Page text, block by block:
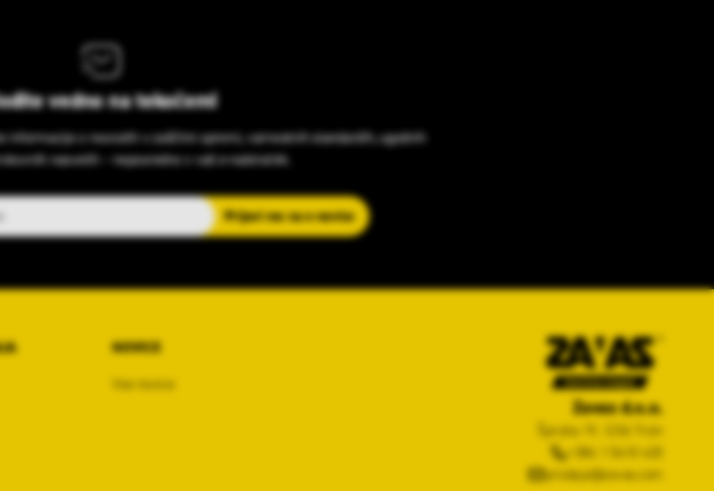
vedno na tekočem!
informacije o novostih v zaščitni opremi, varnostnih standardih, ugodnih
nasvetih – neposredno v vaš e-nabiralnik.
Prijavi me na e-novice
NOVICE
Vse novice
Zavas d.o.o.
Špruha 19, 1236 Trzin
+386 1 5610 420
prodaja@zavas.com